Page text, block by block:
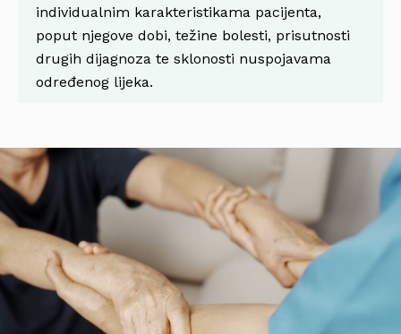
individualnim karakteristikama pacijenta,
poput njegove dobi, težine bolesti, prisutnosti
drugih dijagnoza te sklonosti nuspojavama
određenog lijeka.